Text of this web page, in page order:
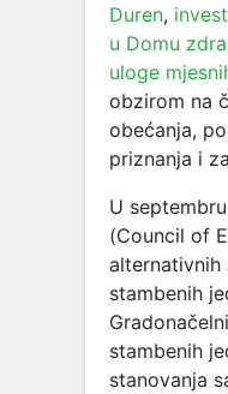
Duren,
u Domu
uloge
obzirom na
obećanja,
priznanja i
U
(Council of
alternativnih
stambenih
stambenih
stanovanja